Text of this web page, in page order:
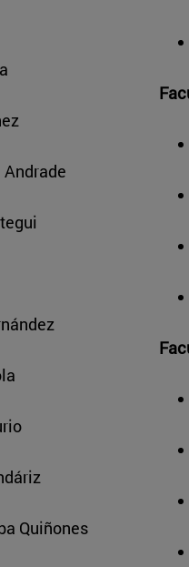
Quiñones